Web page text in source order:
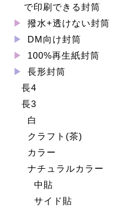
で印刷できる封筒
撥水+透けない封筒
DM向け封筒
100%再生紙封筒
長形封筒
長4
長3
白
クラフト(茶)
カラー
ナチュラルカラー
中貼
サイド貼